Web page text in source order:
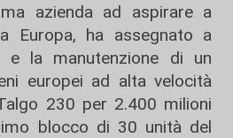
azienda ad aspirare a
Europa, ha assegnato a
e la manutenzione di un
europei ad alta velocità
230 per 2.400 milioni
blocco di 30 unità del